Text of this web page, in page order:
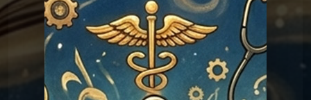
Graal
'légalement' ?
Les réponses du Graal Graal 98 - Adèle H ?